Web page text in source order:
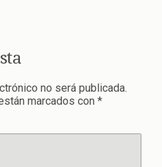
no será publicada.
marcados con *